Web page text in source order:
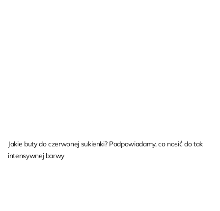
Jakie buty do czerwonej sukienki? Podpowiadamy, co nosić do tak
intensywnej barwy